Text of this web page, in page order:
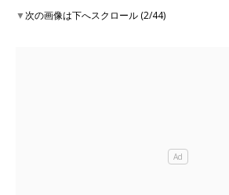
▼次の画像は下へスクロール (2/44)